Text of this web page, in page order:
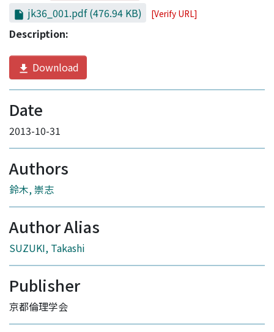
jk36_001.pdf(476.94 KB) [Verify URL]
Description:
Download
Date
2013-10-31
Authors
鈴木, 崇志
Author Alias
SUZUKI, Takashi
Publisher
京都倫理学会